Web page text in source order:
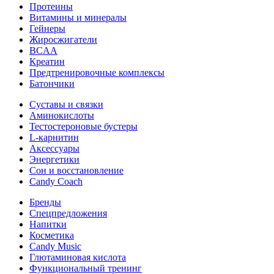
Протеины
Витамины и минералы
Гейнеры
Жиросжигатели
BCAA
Креатин
Предтренировочные комплексы
Батончики
Суставы и связки
Аминокислоты
Тестостероновые бустеры
L-карнитин
Аксессуары
Энергетики
Сон и восстановление
Candy Coach
Бренды
Спецпредложения
Напитки
Косметика
Candy Music
Глютаминовая кислота
Функциональный тренинг